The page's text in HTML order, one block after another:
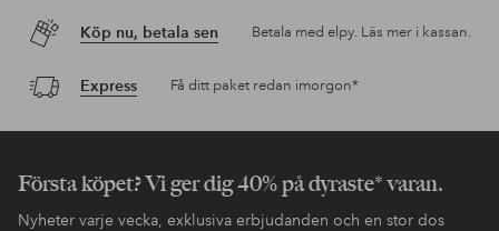
Köp nu, betala sen Betala med elpy. Läs mer i kassan.
Express Få ditt paket redan imorgon*
Första köpet? Vi ger dig 40% på dyraste* varan.
Nyheter varje vecka, exklusiva erbjudanden och en stor dos